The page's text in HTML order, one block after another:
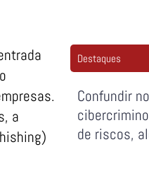
a
Destaques
Confundir
de riscos,